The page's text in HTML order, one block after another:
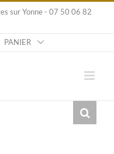
sur Yonne - 07 50 06 82
PANIER